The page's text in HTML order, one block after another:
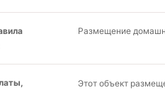
Размещение
Этот объект